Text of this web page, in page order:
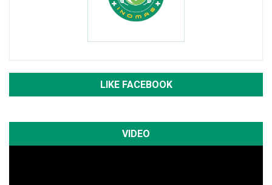
LIKE FACEBOOK
VIDEO